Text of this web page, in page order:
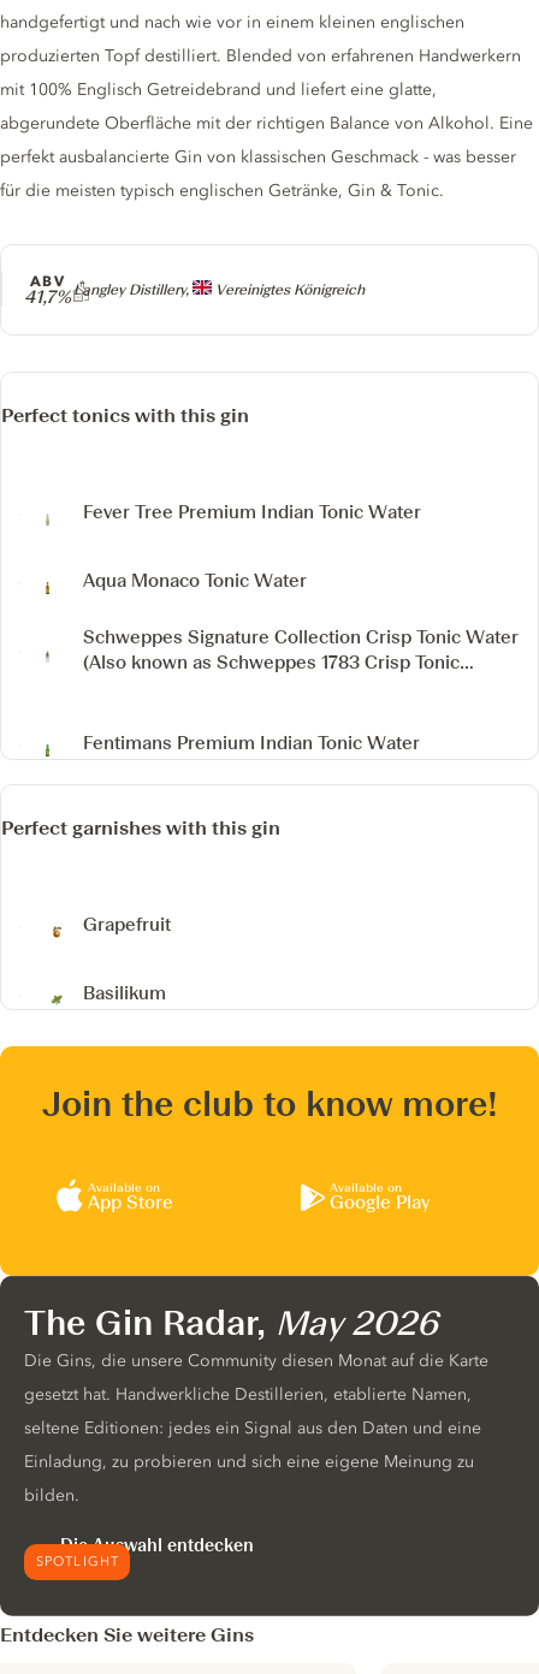
Producer
Langley Distillery, Vereinigtes Königreich
ABV
41,7%
handgefertigt und nach wie vor in einem kleinen englischen
produzierten Topf destilliert. Blended von erfahrenen Handwerkern
mit 100% Englisch Getreidebrand und liefert eine glatte,
abgerundete Oberfläche mit der richtigen Balance von Alkohol. Eine
perfekt ausbalancierte Gin von klassischen Geschmack - was besser
für die meisten typisch englischen Getränke, Gin & Tonic.
Perfect tonics with this gin
Fever Tree Premium Indian Tonic Water
Aqua Monaco Tonic Water
Schweppes Signature Collection Crisp Tonic Water
(Also known as Schweppes 1783 Crisp Tonic
Fentimans Premium Indian Tonic Water
Perfect garnishes with this gin
Grapefruit
Basilikum
Join the club to know more!
Available on
App Store
Available on
Google Play
SPOTLIGHT
The Gin Radar, May 2026
Die Gins, die unsere Community diesen Monat auf die Karte
gesetzt hat. Handwerkliche Destillerien, etablierte Namen,
seltene Editionen: jedes ein Signal aus den Daten und eine
Einladung, zu probieren und sich eine eigene Meinung zu
bilden.
Die Auswahl entdecken
Entdecken Sie weitere Gins